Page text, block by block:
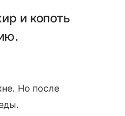
и копоть
Но после